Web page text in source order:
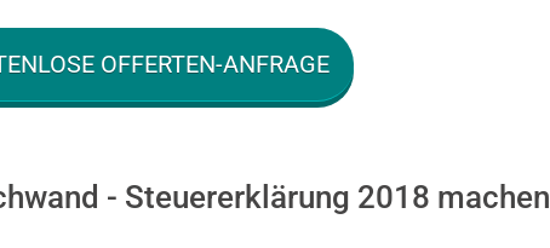
OFFERTEN-ANFRAGE
- Steuererklärung 2018 machen